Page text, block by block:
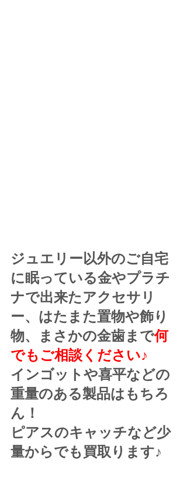
ジュエリー以外のご自宅
に眠っている金やプラチ
ナで出来たアクセサリ
ー、はたまた置物や飾り
物、まさかの金歯まで何
でもご相談ください♪
インゴットや喜平などの
重量のある製品はもちろ
ん！
ピアスのキャッチなど少
量からでも買取ります♪